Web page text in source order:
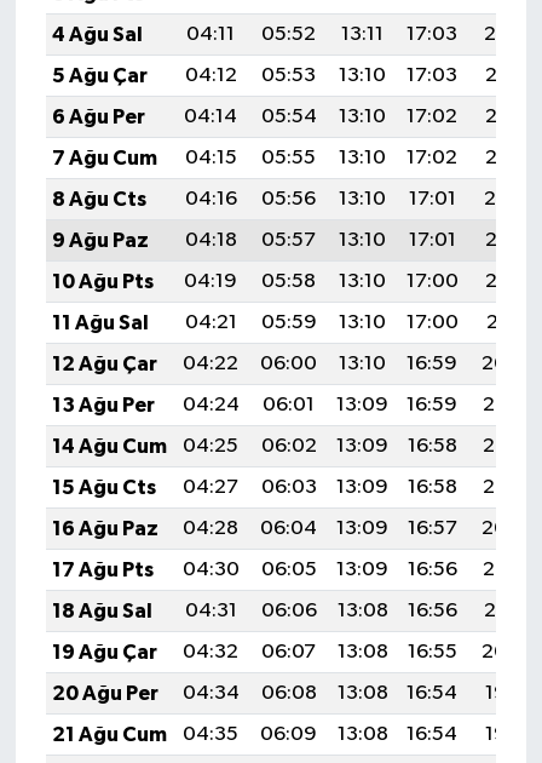
4 Ağu Sal
04:11 05:52 13:11 17:03
20:19
5 Ağu Çar
04:12 05:53 13:10 17:03
20:18
6 Ağu Per
04:14 05:54 13:10 17:02
20:17
7 Ağu Cum
04:15 05:55 13:10 17:02
20:16
8 Ağu Cts
04:16 05:56 13:10 17:01
20:14
9 Ağu Paz
04:18 05:57 13:10 17:01
20:13
10 Ağu Pts
04:19 05:58 13:10 17:00
20:12
11 Ağu Sal
04:21 05:59 13:10 17:00
20:11
12 Ağu Çar
04:22 06:00 13:10 16:59
20:09
13 Ağu Per
04:24 06:01 13:09 16:59
20:08
14 Ağu Cum
04:25 06:02 13:09 16:58
20:07
15 Ağu Cts
04:27 06:03 13:09 16:58
20:05
16 Ağu Paz
04:28 06:04 13:09 16:57
20:04
17 Ağu Pts
04:30 06:05 13:09 16:56
20:02
18 Ağu Sal
04:31 06:06 13:08 16:56
20:01
19 Ağu Çar
04:32 06:07 13:08 16:55
20:00
20 Ağu Per
04:34 06:08 13:08 16:54
19:58
21 Ağu Cum
04:35 06:09 13:08 16:54
19:57